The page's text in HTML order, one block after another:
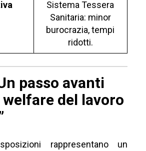
Sistema Tessera
Sanitaria: minor
burocrazia, tempi
ridotti.
passo avanti
del lavoro
rappresentano un